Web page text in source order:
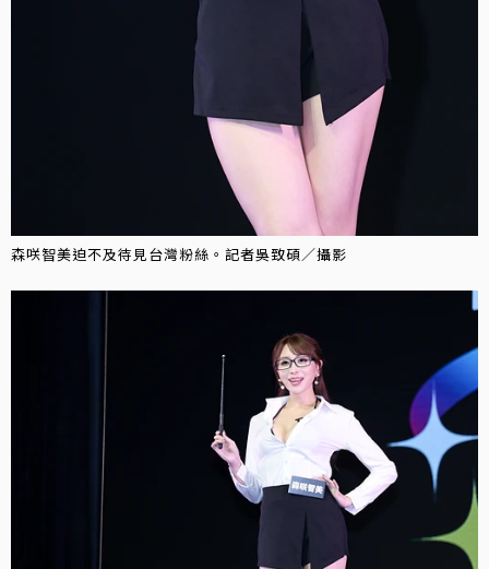
森咲智美迫不及待見台灣粉絲。記者吳致碩／攝影